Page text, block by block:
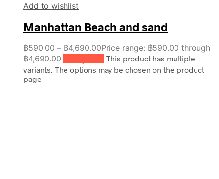
Add to wishlist
Manhattan Beach and sand
฿590.00 – ฿4,690.00Price range: ฿590.00 through
฿4,690.00
This product has multiple
variants. The options may be chosen on the product
page